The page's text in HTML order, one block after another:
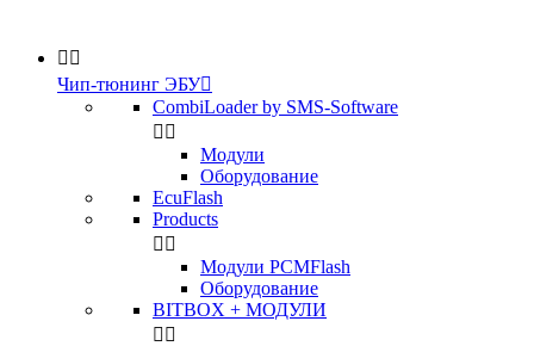
 
Чип-тюнинг ЭБУ
CombiLoader by SMS-Software
 
Модули
Оборудование
EcuFlash
Products
 
Модули PCMFlash
Оборудование
BITBOX + МОДУЛИ
 